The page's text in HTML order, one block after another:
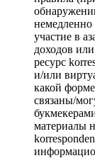
немедленно
участие в
доходов
ресурс
и/или
какой
связаны/
материалы